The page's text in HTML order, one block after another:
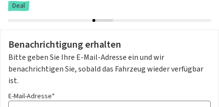
Deal
Benachrichtigung erhalten
Bitte geben Sie Ihre E-Mail-Adresse ein und wir
benachrichtigen Sie, sobald das Fahrzeug wieder verfügbar
ist.
E-Mail-Adresse*